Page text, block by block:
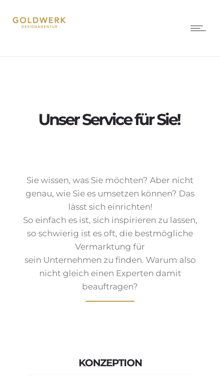
Unser Service für Sie!
Sie wissen, was Sie möchten? Aber nicht
genau, wie Sie es umsetzen können? Das
lässt sich einrichten!
So einfach es ist, sich inspirieren zu lassen,
so schwierig ist es oft, die bestmögliche
Vermarktung für
sein Unternehmen zu finden. Warum also
nicht gleich einen Experten damit
beauftragen?
KONZEPTION